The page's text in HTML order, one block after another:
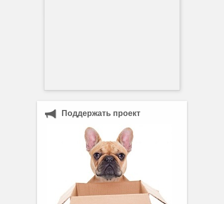
Поддержать проект